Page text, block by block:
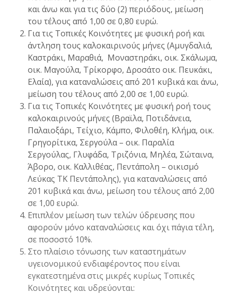
και άνω και για τις δύο (2) περιόδους, μείωση
του τέλους από 1,00 σε 0,80 ευρώ.
Για τις Τοπικές Κοινότητες με φυσική ροή και
άντληση τους καλοκαιρινούς μήνες (Αμυγδαλιά,
Καστράκι, Μαραθιά, Μοναστηράκι, οικ. Σκάλωμα,
οικ. Μαγούλα, Τρίκορφο, Δροσάτο οικ. Πευκάκι,
Ελαία), για καταναλώσεις από 201 κυβικά και άνω,
μείωση του τέλους από 2,00 σε 1,00 ευρώ.
Για τις Τοπικές Κοινότητες με φυσική ροή τους
καλοκαιρινούς μήνες (Βραϊλα, Ποτιδάνεια,
Παλαιοξάρι, Τείχιο, Κάμπο, Φιλοθέη, Κλήμα, οικ.
Γρηγορίτικα, Σεργούλα – οικ. Παραλία
Σεργούλας, Γλυφάδα, Τριζόνια, Μηλέα, Σώταινα,
Άβορο, οικ. Καλλιθέας, Πεντάπολη – οικισμό
Λεύκας ΤΚ Πεντάπολης), για καταναλώσεις από
201 κυβικά και άνω, μείωση του τέλους από 2,00
σε 1,00 ευρώ.
Επιπλέον μείωση των τελών ύδρευσης που
αφορούν μόνο καταναλώσεις και όχι πάγια τέλη,
σε ποσοστό 10%.
Στο πλαίσιο τόνωσης των καταστημάτων
υγειονομικού ενδιαφέροντος που είναι
εγκατεστημένα στις μικρές κυρίως Τοπικές
Κοινότητες και υδρεύονται: